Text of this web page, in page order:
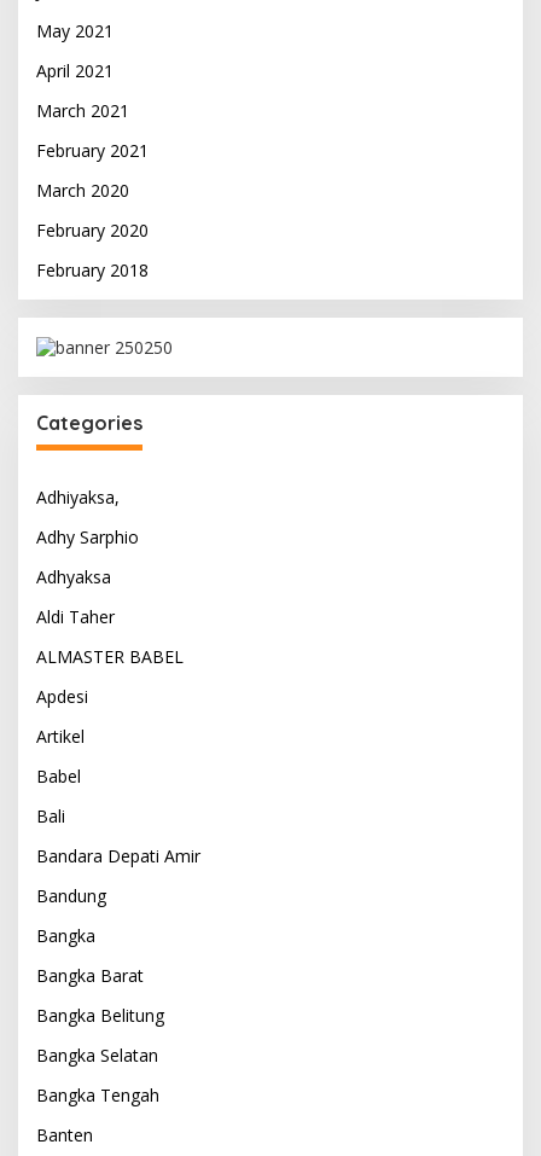
May 2021
April 2021
March 2021
February 2021
March 2020
February 2020
February 2018
Categories
Adhiyaksa,
Adhy Sarphio
Adhyaksa
Aldi Taher
ALMASTER BABEL
Apdesi
Artikel
Babel
Bali
Bandara Depati Amir
Bandung
Bangka
Bangka Barat
Bangka Belitung
Bangka Selatan
Bangka Tengah
Banten